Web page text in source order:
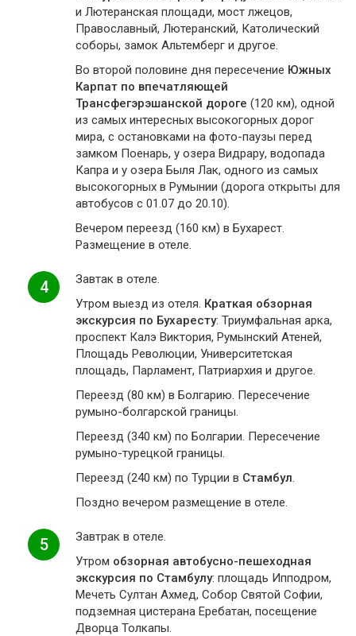
и Лютеранская площади, мост лжецов,
Православный, Лютеранский, Католический
соборы, замок Альтемберг и другое.
Во второй половине дня пересечение Южных
Карпат по впечатляющей
Трансфегэрэшанской дороге (120 км), одной
из самых интересных высокогорных дорог
мира, с остановками на фото-паузы перед
замком Поенарь, у озера Видрару, водопада
Капра и у озера Быля Лак, одного из самых
высокогорных в Румынии (дорога открыты для
автобусов с 01.07 до 20.10).
Вечером переезд (160 км) в Бухарест.
Размещение в отеле.
4
Завтак в отеле.
Утром выезд из отеля. Краткая обзорная
экскурсия по Бухаресту: Триумфальная арка,
проспект Калэ Виктория, Румынский Атеней,
Площадь Революции, Университетская
площадь, Парламент, Патриархия и другое.
Переезд (80 км) в Болгарию. Пересечение
румыно-болгарской границы.
Переезд (340 км) по Болгарии. Пересечение
румыно-турецкой границы.
Переезд (240 км) по Турции в Стамбул.
Поздно вечером размещение в отеле.
5
Завтрак в отеле.
Утром обзорная автобусно-пешеходная
экскурсия по Стамбулу: площадь Ипподром,
Мечеть Султан Ахмед, Собор Святой Софии,
подземная цистерана Еребатан, посещение
Дворца Толкапы.